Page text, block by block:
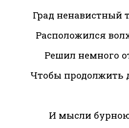
Град ненавистный
Расположился
Решил немного
Чтобы продолжить
И мысли